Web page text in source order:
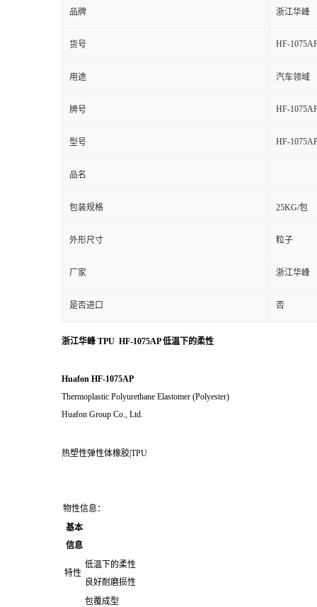
品牌 浙江华峰
货号 HF-
用途 汽车领域
牌号 HF-
型号 HF-
品名
包装规格 25KG/包
外形尺寸 粒子
厂家 浙江华峰
是否进口 否
浙江华峰 TPU HF-1075AP 低温下的柔性
Huafon HF-1075AP
Thermoplastic Polyurethane Elastomer (Polyester)
Huafon Group Co., Ltd.
热塑性弹性体橡胶|TPU
物性信息：
基本
信息
特性
低温下的柔性
良好耐磨损性
包覆成型